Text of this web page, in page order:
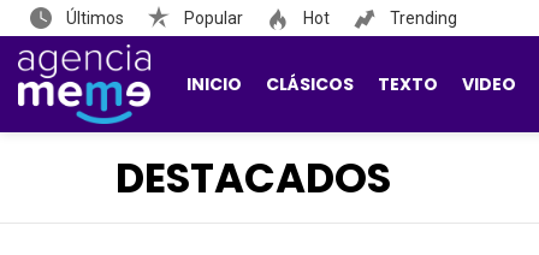
Últimos Popular Hot Trending
INICIO CLÁSICOS TEXTO VIDEO
DESTACADOS